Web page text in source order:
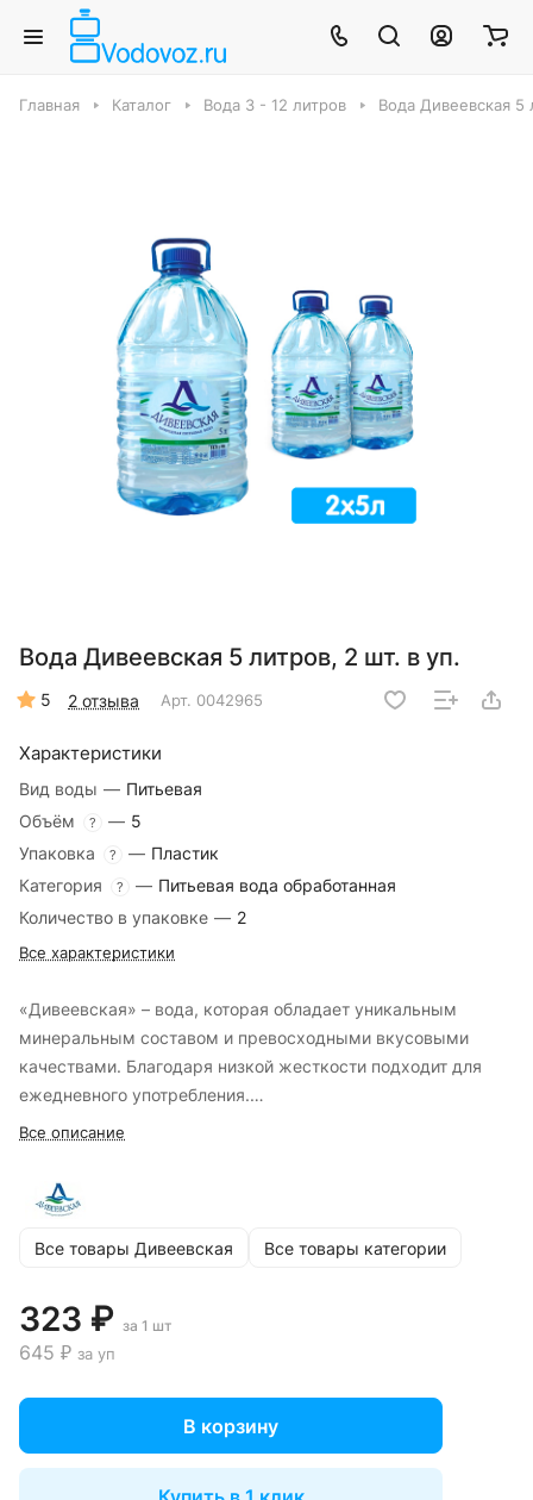
Главная Каталог Вода 3 - 12 литров Вода Дивеевская 5
Вода Дивеевская 5 литров, 2 шт. в уп.
5 2 отзыва Арт. 0042965
Характеристики
Вид воды — Питьевая
Объём
? — 5
Упаковка
? — Пластик
Категория
? — Питьевая вода обработанная
Количество в упаковке — 2
Все характеристики
«Дивеевская» – вода, которая обладает уникальным
минеральным составом и превосходными вкусовыми
качествами. Благодаря низкой жесткости подходит для
ежедневного употребления.
Согласно мнению экспертов Нижегородского центра
питьевая вода «Дивеевская» по химическому составу
является одной из лучших вод, представленных на рынке
России.
Все описание
Все товары Дивеевская Все товары категории
323 ₽ за 1 шт
645 ₽ за уп
В корзину